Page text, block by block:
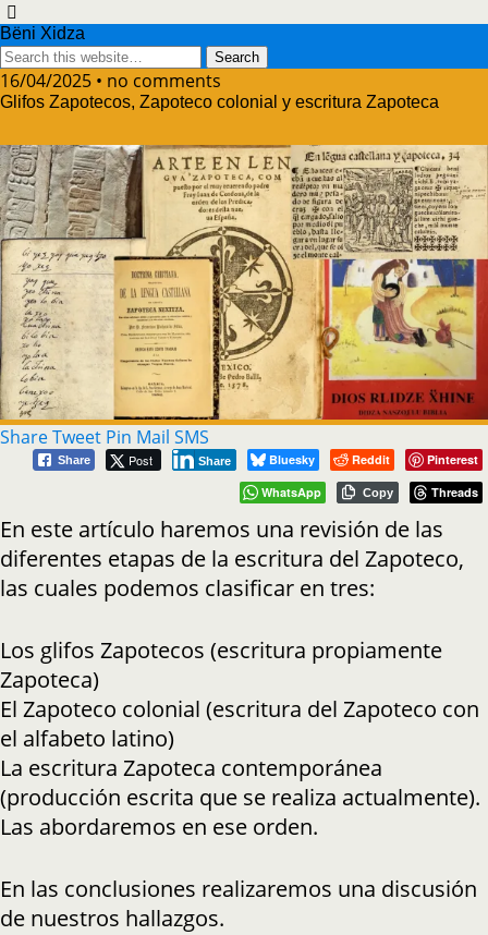
Bëni Xidza
16/04/2025 • no comments
Glifos Zapotecos, Zapoteco colonial y escritura Zapoteca
ShareTweet Pin Mail SMS
Share Post Share Bluesky Reddit
Pinterest
WhatsApp
Copy Threads
En este artículo haremos una revisión de las
diferentes etapas de la escritura del Zapoteco,
las cuales podemos clasificar en tres:
Los glifos Zapotecos (escritura propiamente
Zapoteca)
El Zapoteco colonial (escritura del Zapoteco con
el alfabeto latino)
La escritura Zapoteca contemporánea
(producción escrita que se realiza actualmente).
Las abordaremos en ese orden.
En las conclusiones realizaremos una discusión
de nuestros hallazgos.